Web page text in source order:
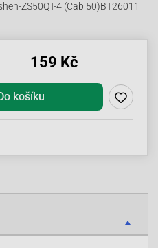
ZS50QT-4 (Cab 50)BT26011
159 Kč
košíku